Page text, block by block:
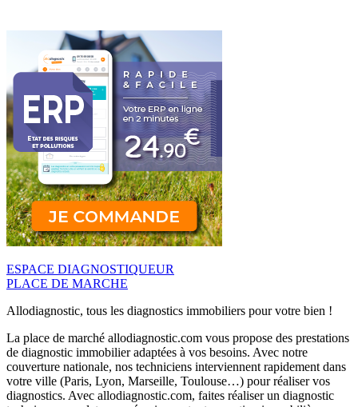
ESPACE DIAGNOSTIQUEUR
PLACE DE MARCHE
Allodiagnostic, tous les diagnostics immobiliers pour votre bien !
La place de marché allodiagnostic.com vous propose des prestations
de diagnostic immobilier adaptées à vos besoins. Avec notre
couverture nationale, nos techniciens interviennent rapidement dans
votre ville (Paris, Lyon, Marseille, Toulouse…) pour réaliser vos
diagnostics. Avec allodiagnostic.com, faites réaliser un diagnostic